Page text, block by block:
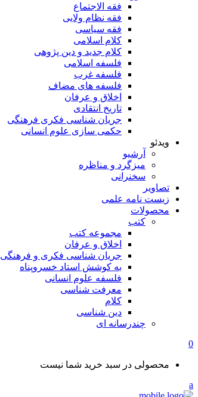
فقه الاجتماع
فقه نظام ولایی
فقه سیاسی
کلام اسلامی
کلام جدید و دین پژوهی
فلسفه اسلامی
فلسفه غرب
فلسفه های مضاف
اخلاق و عرفان
تاریخ انتقادی
جریان شناسی فکری فرهنگی
حکمی سازی علوم انسانی
ویدئو
آرشیو
میزگرد و مناظره
سخنرانی
تصاویر
زیست نامه علمی
محصولات
کتب
مجموعه کتب
اخلاق و عرفان
جریان شناسی فکری و فرهنگی
به کوشش استاد خسروپناه
فلسفه علوم انسانی
معرفت شناسی
کلام
دین شناسی
چندرسانه ای
0
محصولی در سبد خرید شما نیست